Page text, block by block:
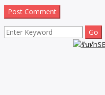
Search
for: